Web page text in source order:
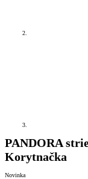
PANDORA
Korytnačka
Novinka